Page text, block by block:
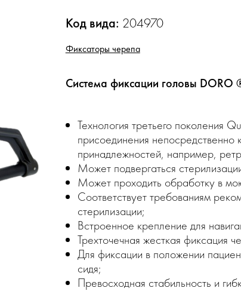
Код вида: 204970
Фиксаторы черепа
Система фиксации головы
Технология третьего поколения
присоединения
принадлежностей, например,
Может подвергаться
Может проходить обработку в
Соответствует требованиям
стерилизации;
Встроенное крепление для
Трехточечная жесткая фиксация
Для фиксации в положении
сидя;
Превосходная стабильность и